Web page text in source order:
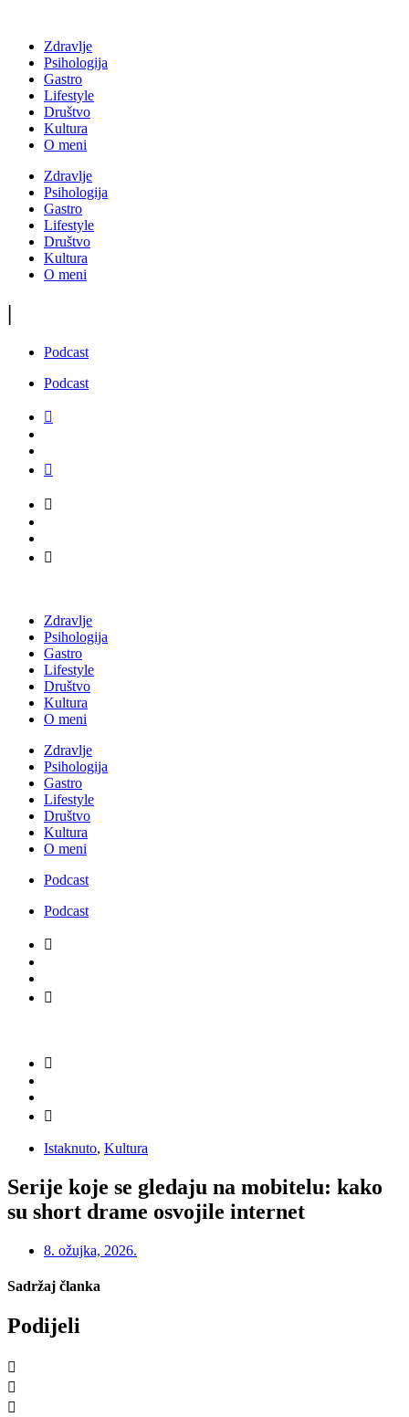
Zdravlje
Psihologija
Gastro
Lifestyle
Društvo
Kultura
O meni
Zdravlje
Psihologija
Gastro
Lifestyle
Društvo
Kultura
O meni
|
Podcast
Podcast
Zdravlje
Psihologija
Gastro
Lifestyle
Društvo
Kultura
O meni
Zdravlje
Psihologija
Gastro
Lifestyle
Društvo
Kultura
O meni
Podcast
Podcast
Istaknuto, Kultura
Serije koje se gledaju na mobitelu: kako
su short drame osvojile internet
8. ožujka, 2026.
Sadržaj članka
Podijeli